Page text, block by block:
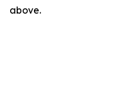
above.